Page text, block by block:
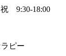
祝 9:30-18:00
ピー